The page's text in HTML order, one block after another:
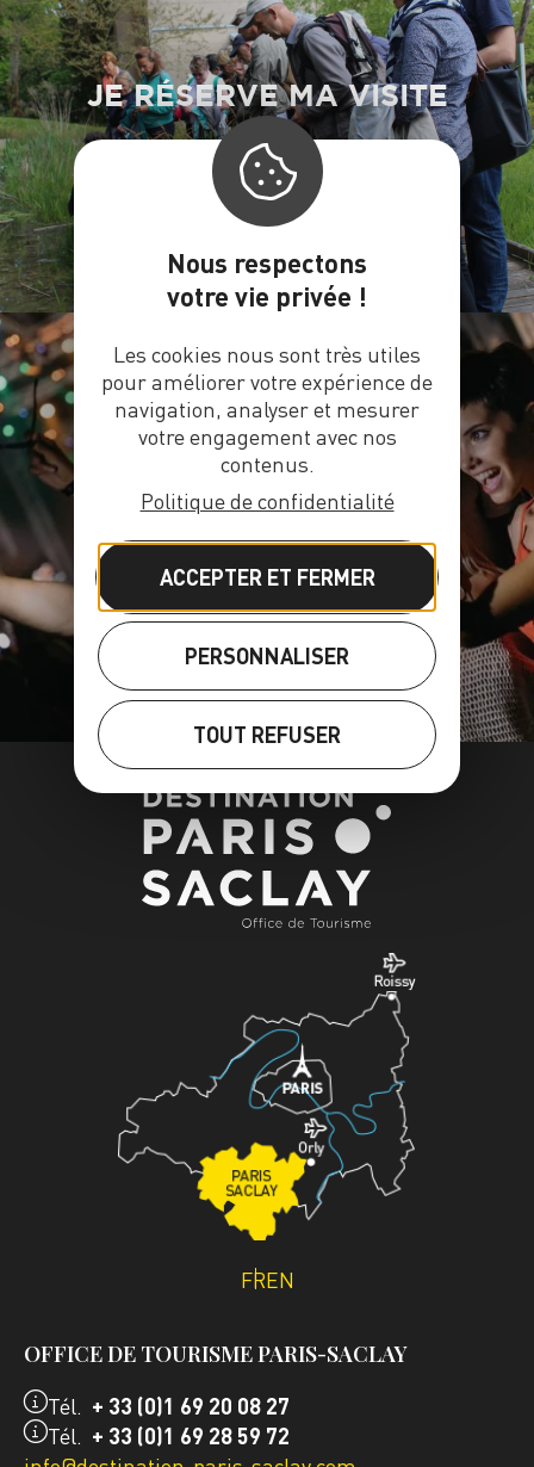
JE RÉSERVE MA VISITE
FREN
OFFICE DE TOURISME PARIS-SACLAY
Tél. + 33 (0)1 69 20 08 27
Tél. + 33 (0)1 69 28 59 72
Nous respectons
votre vie privée !
Les cookies nous sont très utiles
pour améliorer votre expérience de
navigation, analyser et mesurer
votre engagement avec nos
contenus.
Politique de confidentialité
ACCEPTER ET FERMER
PERSONNALISER
TOUT REFUSER